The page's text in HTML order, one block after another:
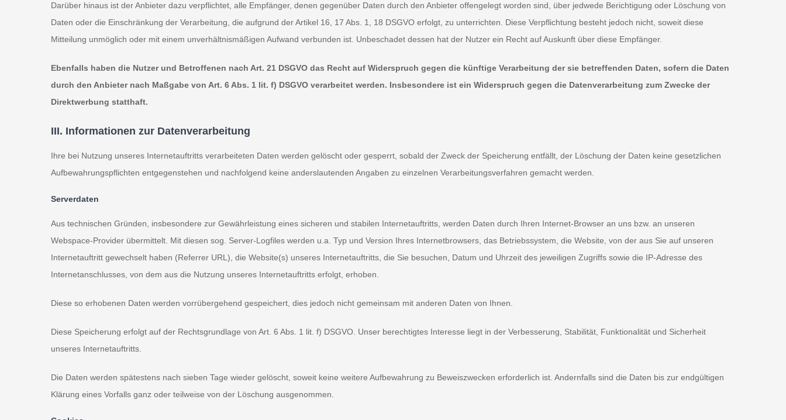
Darüber hinaus ist der Anbieter dazu verpflichtet, alle Empfänger, denen gegenüber Daten durch den Anbieter offengelegt worden sind, über jedwede Berichtigung oder Löschung von
Daten oder die Einschränkung der Verarbeitung, die aufgrund der Artikel 16, 17 Abs. 1, 18 DSGVO erfolgt, zu unterrichten. Diese Verpflichtung besteht jedoch nicht, soweit diese
Mitteilung unmöglich oder mit einem unverhältnismäßigen Aufwand verbunden ist. Unbeschadet dessen hat der Nutzer ein Recht auf Auskunft über diese Empfänger.
Ebenfalls haben die Nutzer und Betroffenen nach Art. 21 DSGVO das Recht auf Widerspruch gegen die künftige Verarbeitung der sie betreffenden Daten, sofern die Daten
durch den Anbieter nach Maßgabe von Art. 6 Abs. 1 lit. f) DSGVO verarbeitet werden. Insbesondere ist ein Widerspruch gegen die Datenverarbeitung zum Zwecke der
Direktwerbung statthaft.
III. Informationen zur Datenverarbeitung
Ihre bei Nutzung unseres Internetauftritts verarbeiteten Daten werden gelöscht oder gesperrt, sobald der Zweck der Speicherung entfällt, der Löschung der Daten keine gesetzlichen
Aufbewahrungspflichten entgegenstehen und nachfolgend keine anderslautenden Angaben zu einzelnen Verarbeitungsverfahren gemacht werden.
Serverdaten
Aus technischen Gründen, insbesondere zur Gewährleistung eines sicheren und stabilen Internetauftritts, werden Daten durch Ihren Internet-Browser an uns bzw. an unseren
Webspace-Provider übermittelt. Mit diesen sog. Server-Logfiles werden u.a. Typ und Version Ihres Internetbrowsers, das Betriebssystem, die Website, von der aus Sie auf unseren
Internetauftritt gewechselt haben (Referrer URL), die Website(s) unseres Internetauftritts, die Sie besuchen, Datum und Uhrzeit des jeweiligen Zugriffs sowie die IP-Adresse des
Internetanschlusses, von dem aus die Nutzung unseres Internetauftritts erfolgt, erhoben.
Diese so erhobenen Daten werden vorrübergehend gespeichert, dies jedoch nicht gemeinsam mit anderen Daten von Ihnen.
Diese Speicherung erfolgt auf der Rechtsgrundlage von Art. 6 Abs. 1 lit. f) DSGVO. Unser berechtigtes Interesse liegt in der Verbesserung, Stabilität, Funktionalität und Sicherheit
unseres Internetauftritts.
Die Daten werden spätestens nach sieben Tage wieder gelöscht, soweit keine weitere Aufbewahrung zu Beweiszwecken erforderlich ist. Andernfalls sind die Daten bis zur endgültigen
Klärung eines Vorfalls ganz oder teilweise von der Löschung ausgenommen.